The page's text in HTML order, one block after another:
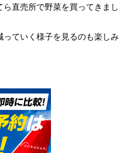
直売所で野菜を買ってきまし
ていく様子を見るのも楽しみ